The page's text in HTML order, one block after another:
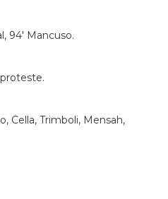
94' Mancuso.
Cella, Trimboli, Mensah,